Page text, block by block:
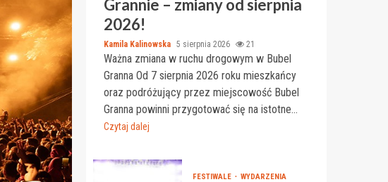
Grannie – zmiany od sierpnia
2026!
Kamila Kalinowska 5 sierpnia 2026 21
Ważna zmiana w ruchu drogowym w Bubel
Granna Od 7 sierpnia 2026 roku mieszkańcy
oraz podróżujący przez miejscowość Bubel
Granna powinni przygotować się na istotne...
Czytaj dalej
FESTIWALE WYDARZENIA